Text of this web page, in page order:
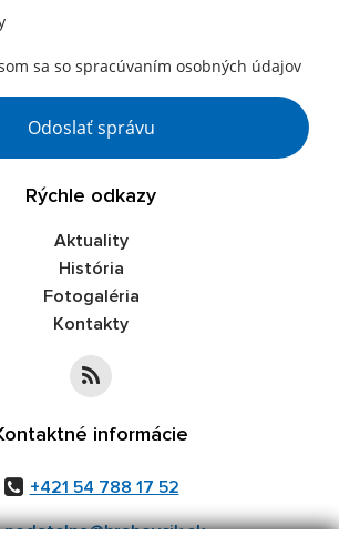
sa so spracúvaním osobných údajov
Response
Odoslať správu
Rýchle odkazy
Aktuality
História
Fotogaléria
Kontakty
informácie
+421 54 788 17 52
podatelna@hrabovcik.sk